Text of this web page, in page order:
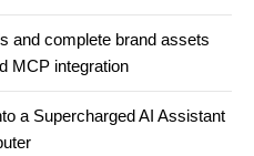
and complete brand assets
MCP integration
a Supercharged AI Assistant